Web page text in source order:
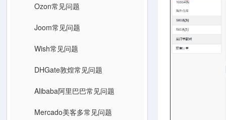
Ozon常见问题
Joom常见问题
Wish常见问题
DHGate敦煌常见问题
Alibaba阿里巴巴常见问题
Mercado美客多常见问题